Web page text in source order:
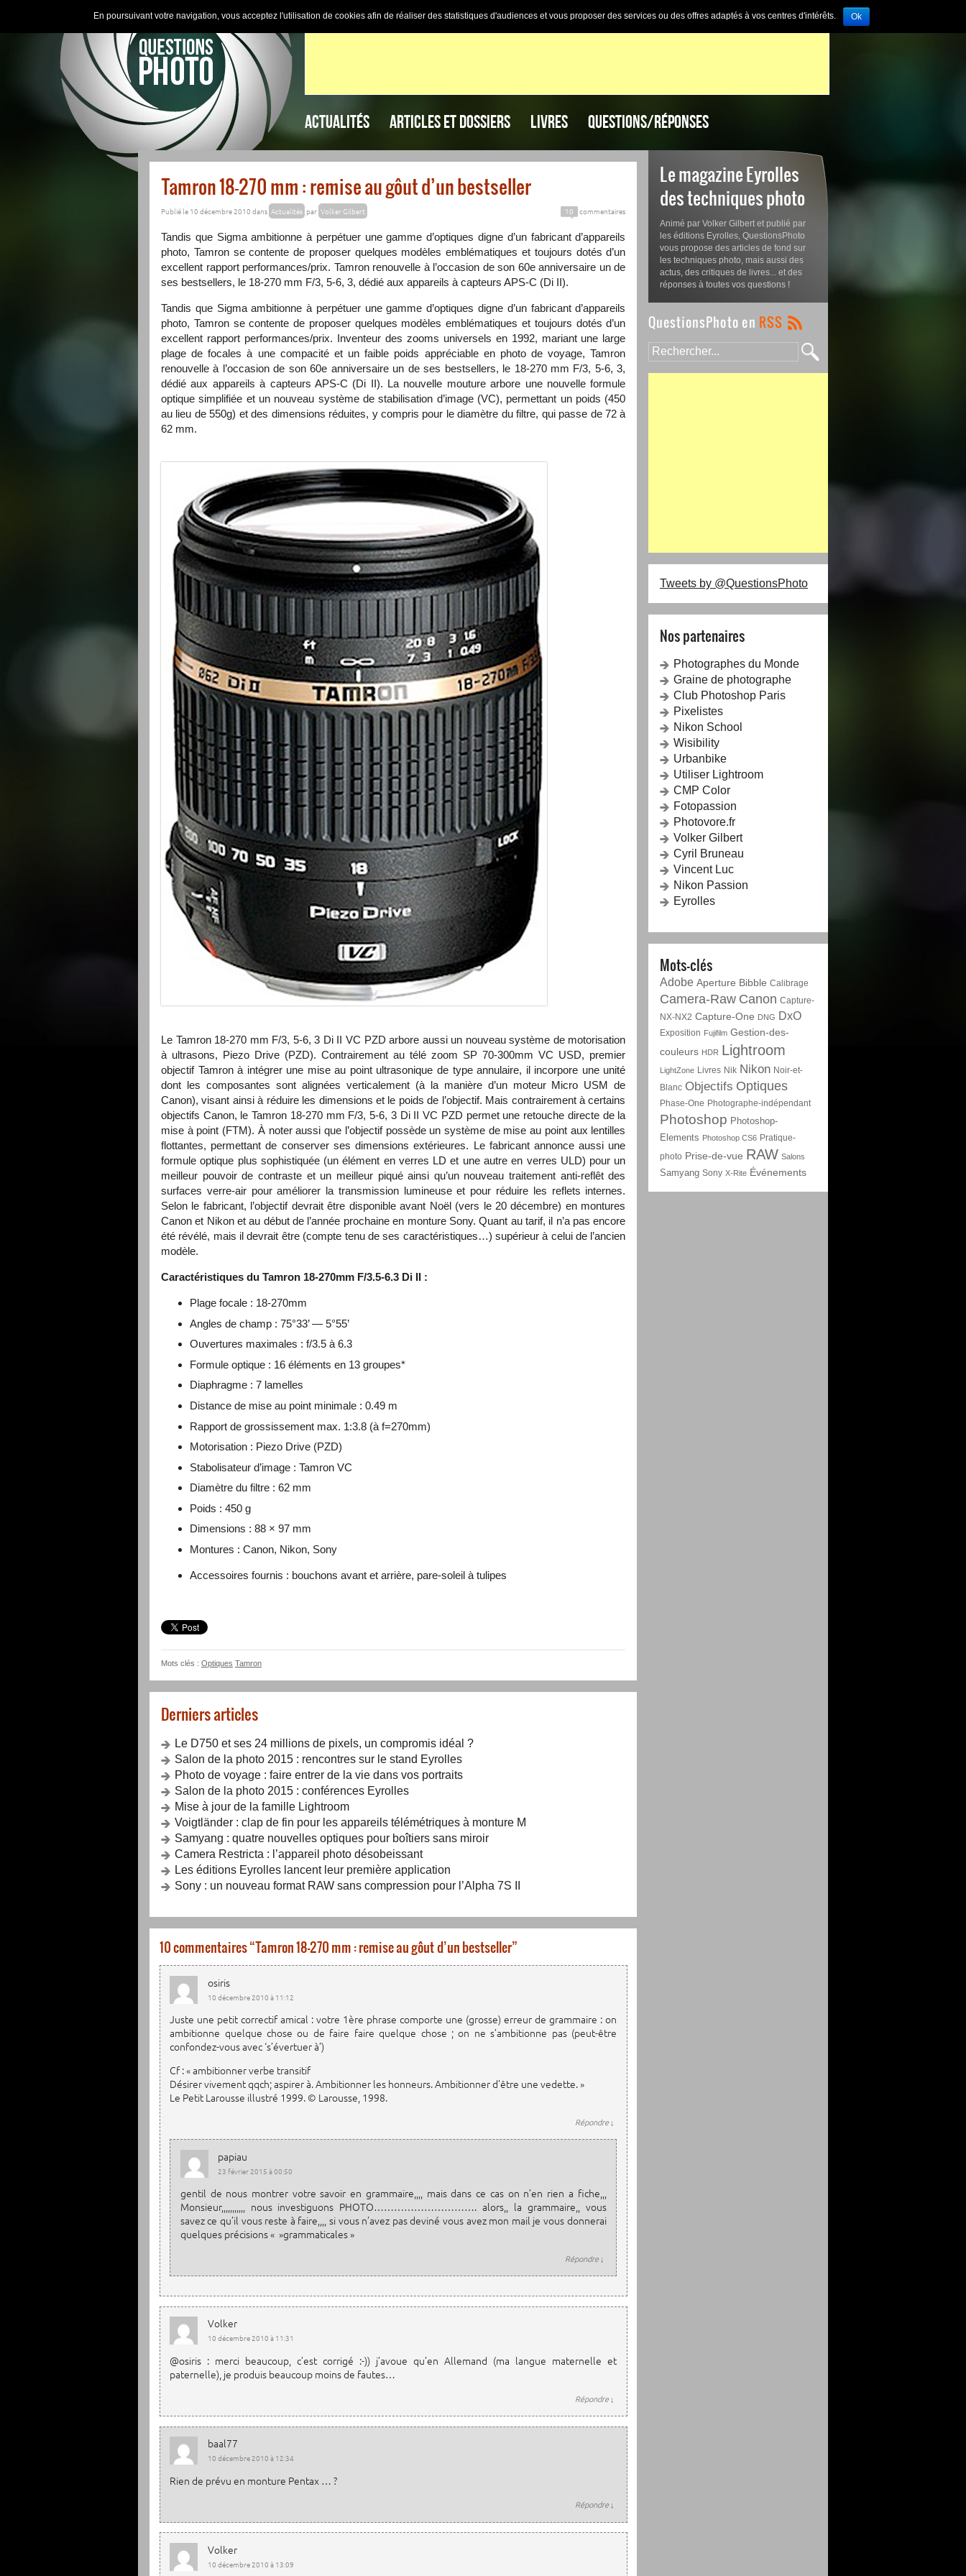
ACTUALITÉS ARTICLES ET DOSSIERS LIVRES QUESTIONS/RÉPONSES
Tamron 18-270 mm : remise au gôut d’un bestseller
Publié le 10 décembre 2010 dans Actualités par Volker Gilbert 10 commentaires
Tandis que Sigma ambitionne à perpétuer une gamme d’optiques digne d’un fabricant d’appareils
photo, Tamron se contente de proposer quelques modèles emblématiques et toujours dotés d’un
excellent rapport performances/prix. Tamron renouvelle à l’occasion de son 60e anniversaire un de
ses bestsellers, le 18-270 mm F/3, 5-6, 3, dédié aux appareils à capteurs APS-C (Di II).
Tandis que Sigma ambitionne à perpétuer une gamme d’optiques digne d’un fabricant d’appareils
photo, Tamron se contente de proposer quelques modèles emblématiques et toujours dotés d’un
excellent rapport performances/prix. Inventeur des zooms universels en 1992, mariant une large
plage de focales à une compacité et un faible poids appréciable en photo de voyage, Tamron
renouvelle à l’occasion de son 60e anniversaire un de ses bestsellers, le 18-270 mm F/3, 5-6, 3,
dédié aux appareils à capteurs APS-C (Di II). La nouvelle mouture arbore une nouvelle formule
optique simplifiée et un nouveau système de stabilisation d’image (VC), permettant un poids (450
au lieu de 550g) et des dimensions réduites, y compris pour le diamètre du filtre, qui passe de 72 à
62 mm.
Le Tamron 18-270 mm F/3, 5-6, 3 Di II VC PZD arbore aussi un nouveau système de motorisation
à ultrasons, Piezo Drive (PZD). Contrairement au télé zoom SP 70-300mm VC USD, premier
objectif Tamron à intégrer une mise au point ultrasonique de type annulaire, il incorpore une unité
dont les composantes sont alignées verticalement (à la manière d’un moteur Micro USM de
Canon), visant ainsi à réduire les dimensions et le poids de l’objectif. Mais contrairement à certains
objectifs Canon, le Tamron 18-270 mm F/3, 5-6, 3 Di II VC PZD permet une retouche directe de la
mise à point (FTM). À noter aussi que l’objectif possède un système de mise au point aux lentilles
flottantes, permettant de conserver ses dimensions extérieures. Le fabricant annonce aussi une
formule optique plus sophistiquée (un élément en verres LD et une autre en verres ULD) pour un
meilleur pouvoir de contraste et un meilleur piqué ainsi qu’un nouveau traitement anti-reflêt des
surfaces verre-air pour améliorer la transmission lumineuse et pour réduire les reflets internes.
Selon le fabricant, l’objectif devrait être disponible avant Noël (vers le 20 décembre) en montures
Canon et Nikon et au début de l’année prochaine en monture Sony. Quant au tarif, il n’a pas encore
été révélé, mais il devrait être (compte tenu de ses caractéristiques…) supérieur à celui de l’ancien
modèle.
Caractéristiques du Tamron 18-270mm F/3.5-6.3 Di II :
Plage focale : 18-270mm
Angles de champ : 75°33’ — 5°55’
Ouvertures maximales : f/3.5 à 6.3
Formule optique : 16 éléments en 13 groupes*
Diaphragme : 7 lamelles
Distance de mise au point minimale : 0.49 m
Rapport de grossissement max. 1:3.8 (à f=270mm)
Motorisation : Piezo Drive (PZD)
Stabolisateur d’image : Tamron VC
Diamètre du filtre : 62 mm
Poids : 450 g
Dimensions : 88 × 97 mm
Montures : Canon, Nikon, Sony
Accessoires fournis : bouchons avant et arrière, pare-soleil à tulipes
Mots clés : Optiques Tamron
Derniers articles
Le D750 et ses 24 millions de pixels, un compromis idéal ?
Salon de la photo 2015 : rencontres sur le stand Eyrolles
Photo de voyage : faire entrer de la vie dans vos portraits
Salon de la photo 2015 : conférences Eyrolles
Mise à jour de la famille Lightroom
Voigtländer : clap de fin pour les appareils télémétriques à monture M
Samyang : quatre nouvelles optiques pour boîtiers sans miroir
Camera Restricta : l’appareil photo désobeissant
Les éditions Eyrolles lancent leur première application
Sony : un nouveau format RAW sans compression pour l’Alpha 7S II
10 commentaires “Tamron 18-270 mm : remise au gôut d’un bestseller”
osiris
10 décembre 2010 à 11:12
Juste une petit correctif amical : votre 1ère phrase comporte une (grosse) erreur de grammaire : on
ambitionne quelque chose ou de faire faire quelque chose ; on ne s’ambitionne pas (peut-être
confondez-vous avec ‘s’évertuer à’)
Cf : « ambitionner verbe transitif
Désirer vivement qqch; aspirer à. Ambitionner les honneurs. Ambitionner d’être une vedette. »
Le Petit Larousse illustré 1999. © Larousse, 1998.
Répondre ↓
papiau
23 février 2015 à 00:50
gentil de nous montrer votre savoir en grammaire,,,, mais dans ce cas on n’en rien a fiche,,,
Monsieur,,,,,,,,,,, nous investiguons PHOTO…………………………. alors,, la grammaire,, vous
savez ce qu’il vous reste à faire,,,, si vous n’avez pas deviné vous avez mon mail je vous donnerai
quelques précisions « »grammaticales »
Répondre ↓
Volker
10 décembre 2010 à 11:31
@osiris : merci beaucoup, c’est corrigé :-)) j’avoue qu’en Allemand (ma langue maternelle et
paternelle), je produis beaucoup moins de fautes…
Répondre ↓
baal77
10 décembre 2010 à 12:34
Rien de prévu en monture Pentax … ?
Répondre↓
Volker
10 décembre 2010 à 13:09
Le magazine Eyrolles
des techniques photo
Animé par Volker Gilbert et publié par
les éditions Eyrolles, QuestionsPhoto
vous propose des articles de fond sur
les techniques photo, mais aussi des
actus, des critiques de livres... et des
réponses à toutes vos questions !
Tweets by @QuestionsPhoto
Nos partenaires
Photographes du Monde
Graine de photographe
Club Photoshop Paris
Pixelistes
Nikon School
Wisibility
Urbanbike
Utiliser Lightroom
CMP Color
Fotopassion
Photovore.fr
Volker Gilbert
Cyril Bruneau
Vincent Luc
Nikon Passion
Eyrolles
Mots-clés
Adobe Aperture Bibble Calibrage
Camera-Raw Canon Capture-
NX-NX2 Capture-One DNG DxO
Exposition Fujifilm Gestion-des-
couleurs HDR Lightroom
LightZone Livres Nik Nikon Noir-et-
Blanc Objectifs Optiques
Phase-One Photographe-indépendant
Photoshop Photoshop-
Elements Photoshop CS6 Pratique-
photo Prise-de-vue RAW Salons
Samyang Sony X-Rite Événements
En poursuivant votre navigation, vous acceptez l'utilisation de cookies afin de réaliser des statistiques d'audiences et vous proposer des services ou des offres adaptés à vos centres d'intérêts. Ok